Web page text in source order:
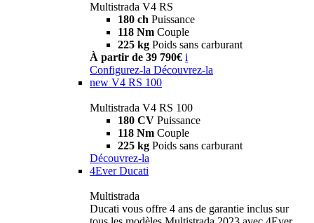
Multistrada V4 RS
180 ch Puissance
118 Nm Couple
225 kg Poids sans carburant
À partir de 39 790€ i
Configurez-la Découvrez-la
new V4 RS 100
Multistrada V4 RS 100
180 CV Puissance
118 Nm Couple
225 kg Poids sans carburant
Découvrez-la
4Ever Ducati
Multistrada
Ducati vous offre 4 ans de garantie inclus sur